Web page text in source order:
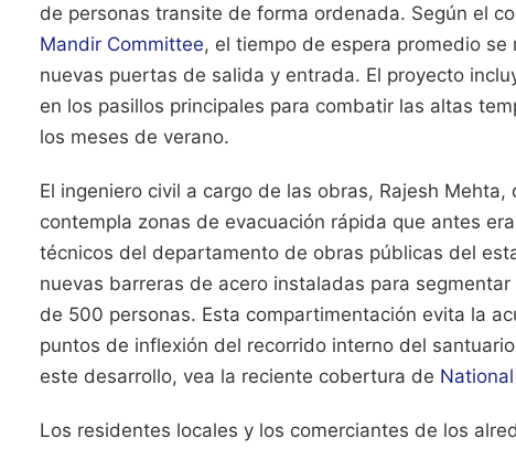
de personas transite de forma ordenada. Según el
Mandir Committee, el tiempo de espera promedio
nuevas puertas de salida y entrada. El proyecto
en los pasillos principales para combatir las altas
los meses de verano.
El ingeniero civil a cargo de las obras, Rajesh
contempla zonas de evacuación rápida que antes
técnicos del departamento de obras públicas del
nuevas barreras de acero instaladas para
de 500 personas. Esta compartimentación evita la
puntos de inflexión del recorrido interno del
este desarrollo, vea la reciente cobertura de
Los residentes locales y los comerciantes de los